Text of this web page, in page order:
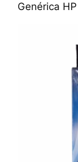
Genérica